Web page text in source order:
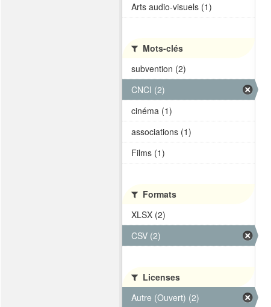
Arts audio-visuels (1)
Mots-clés
subvention (2)
CNCI (2)
cinéma (1)
associations (1)
Films (1)
Formats
XLSX (2)
CSV (2)
Licenses
Autre (Ouvert) (2)